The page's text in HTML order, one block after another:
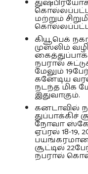
மற்றும்
கியூபெக்
முஸ்லிம்
நபரால்
மேலும்
கனேடிய
நடந்த
இதுவாகும்.
கனடாவில்
துப்பாக்கிச்
நோவா
ஏப்ரல் 18-
பயங்கரமான
சூட்டில்
நபரால்